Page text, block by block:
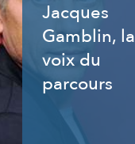
Jacques
Gamblin, la
voix du
parcours